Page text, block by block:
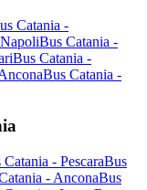
Catania -
Bus Catania -
Bus Catania -
Bus Catania -
Catania - PescaraBus
- AnconaBus